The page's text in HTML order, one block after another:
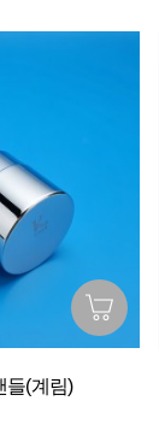
들(계림)